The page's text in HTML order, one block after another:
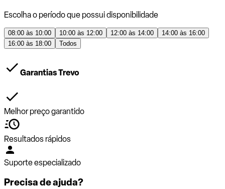
Escolha o período que possui disponibilidade
08:00 às 10:00 10:00 às 12:00 12:00 às 14:00
14:00 às 16:00
16:00 às 18:00
Todos
Garantias Trevo
Melhor preço garantido
Resultados rápidos
Suporte especializado
Precisa de ajuda?